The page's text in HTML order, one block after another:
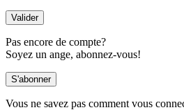
Pas encore de compte?
Soyez un ange, abonnez-vous!
Vous ne savez pas comment vous